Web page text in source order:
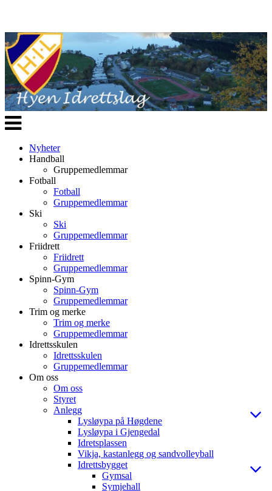
Veksle
navigasjon
Nyheter
Handball
Gruppemedlemmar
Fotball
Fotball
Gruppemedlemmar
Ski
Ski
Gruppemedlemmar
Friidrett
Friidrett
Gruppemedlemmar
Spinn-Gym
Spinn-Gym
Gruppemedlemmar
Trim og merke
Trim og merke
Gruppemedlemmar
Idrettsskulen
Idrettsskulen
Gruppemedlemmar
Om oss
Om oss
Styret
Anlegg
Lysløypa på Høgdene
Lysløypa i Gjengedal
Idretsplassen
Vikja, kastanlegg og sandvolleyball
Idrettsbygget
Gymsal
Symjehall